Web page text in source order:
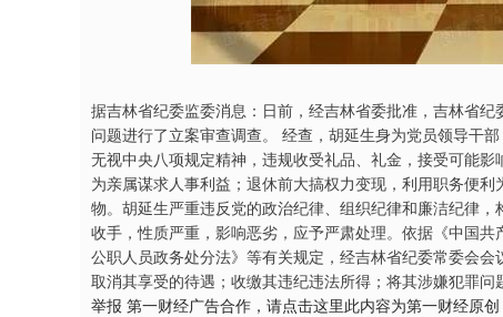
据吉林省纪委监委消息：日前，经吉林省委批准，吉林省
问题进行了立案审查调查。 经查，胡延生身为党员领导干
无视中央八项规定精神，违规收受礼品、礼金，接受可能
为亲属谋求人事利益；退休前大搞权力变现，利用职务便
物。胡延生严重违反党的政治纪律、组织纪律和廉洁纪律
收手，性质严重，影响恶劣，应予严肃处理。依据《中国
公职人员政务处分法》等有关规定，经吉林省纪委常委会
取消其享受的待遇；收缴其违纪违法所得；将其涉嫌犯罪问
举报 第一财经广告合作，请点击这里此内容为第一财经原
沪深300 4637.89 -20.27 -